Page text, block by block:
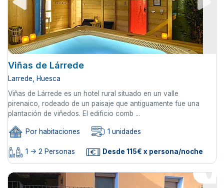
Viñas de Lárrede
Larrede, Huesca
Viñas de Lárrede es un hotel rural situado en un valle
pirenaico, rodeado de un paisaje que antiguamente fue una
plantación de viñedos. El edificio comb ...
Por habitaciones 1 unidades
1 -> 2 Personas Desde 115€ x persona/noche